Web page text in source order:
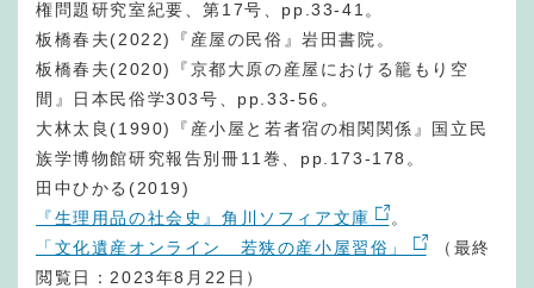
権問題研究室紀要、第17号、pp.33-41。
板橋春夫(2022)『産屋の民俗』岩田書院。
板橋春夫(2020)『京都大原の産屋における籠もり空
間』日本民俗学303号、pp.33-56。
大林太良(1990)『産小屋と若者宿の相関関係』国立民
族学博物館研究報告別冊11巻、pp.173-178。
田中ひかる(2019)
『生理用品の社会史』角川ソフィア文庫
。
「文化遺産オンライン 若狭の産小屋習俗」
（最終
閲覧日：2023年8月22日）